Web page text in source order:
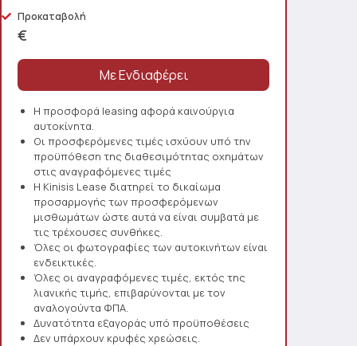
Προκαταβολή
€
Η προσφορά leasing αφορά καινούργια
αυτοκίνητα.
Οι προσφερόμενες τιμές ισχύουν υπό την
προϋπόθεση της διαθεσιμότητας οχημάτων
στις αναγραφόμενες τιμές
Η Kinisis Lease διατηρεί το δικαίωμα
προσαρμογής των προσφερόμενων
μισθωμάτων ώστε αυτά να είναι συμβατά με
τις τρέχουσες συνθήκες.
Όλες οι φωτογραφίες των αυτοκινήτων είναι
ενδεικτικές.
Όλες οι αναγραφόμενες τιμές, εκτός της
λιανικής τιμής, επιβαρύνονται με τον
αναλογούντα ΦΠΑ.
Δυνατότητα εξαγοράς υπό προϋποθέσεις
Δεν υπάρχουν κρυφές χρεώσεις.